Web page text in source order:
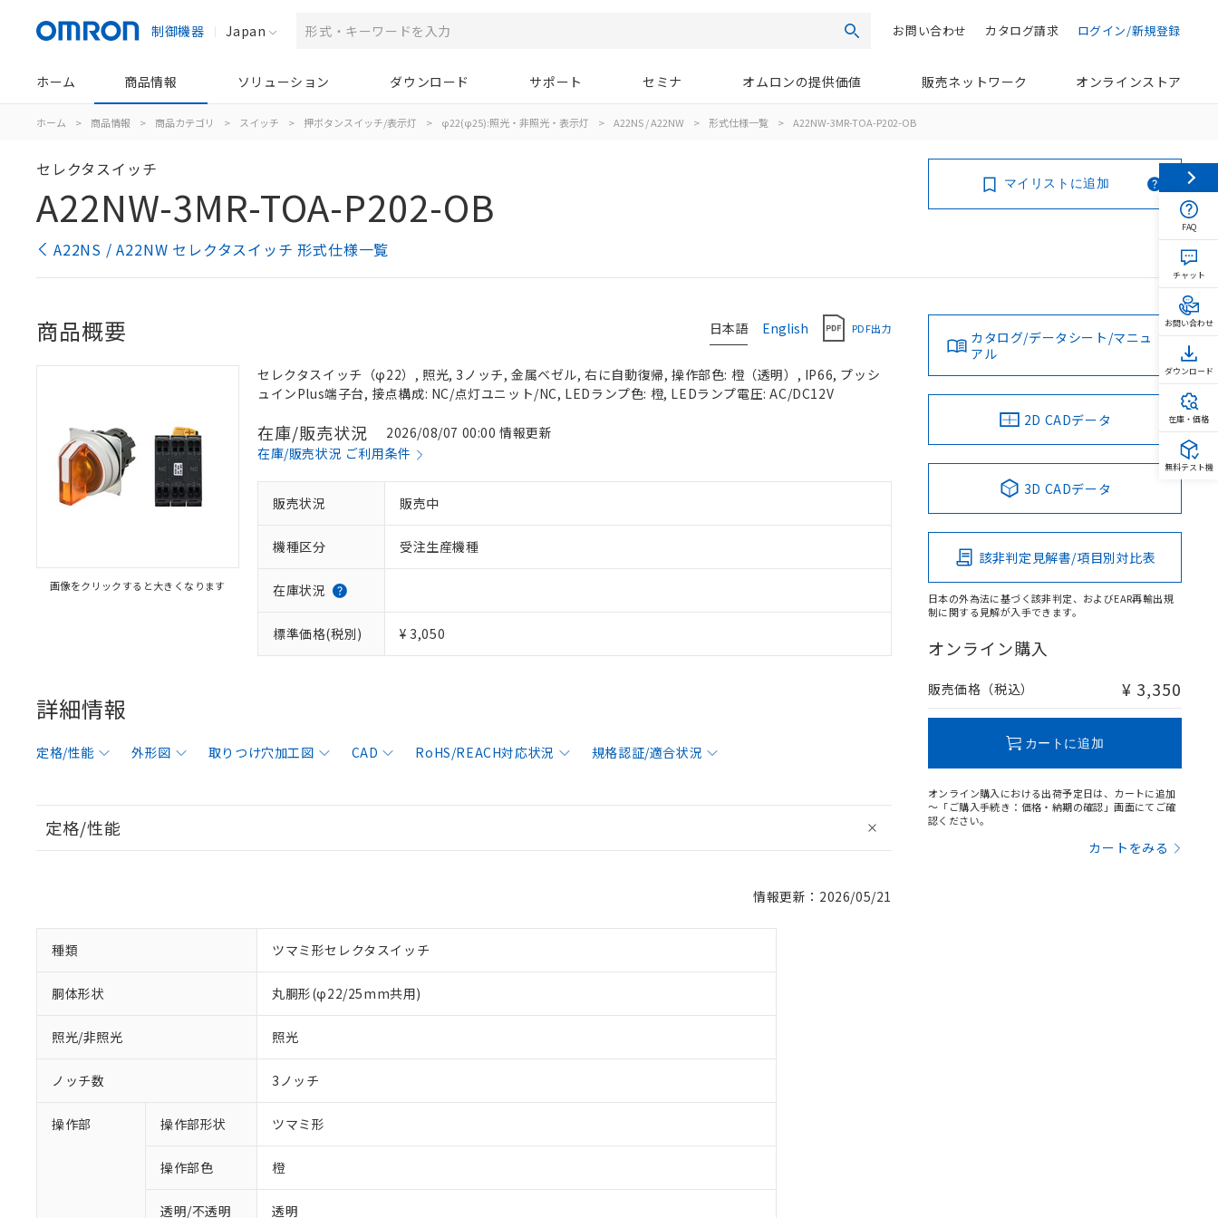
制御機器 Japan 検索 ログイン/新規登録
カタログ請求
お問い合わせ
ホーム 商品情報 ソリューション ダウンロード サポート セミナ オムロンの提供価値 販売ネットワーク オンラインストア
ホーム > 商品情報 > 商品カテゴリ > スイッチ > 押ボタンスイッチ/表示灯 > φ22(φ25):照光・非照光・表示灯 > A22NS / A22NW > 形式仕様一覧 > A22NW-3MR-TOA-P202-OB
セレクタスイッチ
A22NW-3MR-TOA-P202-OB
A22NS / A22NW セレクタスイッチ 形式仕様一覧
マイリストに追加
日本語 English PDF出力
商品概要
画像をクリックすると大きくなります
セレクタスイッチ（φ22）, 照光, 3ノッチ, 金属ベゼル, 右に自動復帰, 操作部色: 橙（透明）, IP66, プッシ
ュインPlus端子台, 接点構成: NC/点灯ユニット/NC, LEDランプ色: 橙, LEDランプ電圧: AC/DC12V
在庫/販売状況
2026/08/07 00:00 情報更新
在庫/販売状況 ご利用条件
販売状況 販売中
機種区分 受注生産機種
在庫状況
標準価格(税別) ¥ 3,050
詳細情報
定格/性能 外形図 取りつけ穴加工図 CAD RoHS/REACH対応状況 規格認証/適合状況
定格/性能
情報更新：2026/05/21
種類 ツマミ形セレクタスイッチ
胴体形状 丸胴形(φ22/25mm共用)
照光/非照光 照光
ノッチ数 3ノッチ
操作部 操作部形状 ツマミ形
操作部色 橙
透明/不透明 透明
カタログ/データシート/マニュ
アル
2D CADデータ
3D CADデータ
該非判定見解書/項目別対比表
日本の外為法に基づく該非判定、およびEAR再輸出規
制に関する見解が入手できます。
オンライン購入
販売価格（税込） ¥ 3,350
カートに追加
オンライン購入における出荷予定日は、カートに追加
～「ご購入手続き：価格・納期の確認」画面にてご確
認ください。
カートをみる
FAQ
チャット
お問い合わせ
ダウンロード
在庫・価格
無料テスト機